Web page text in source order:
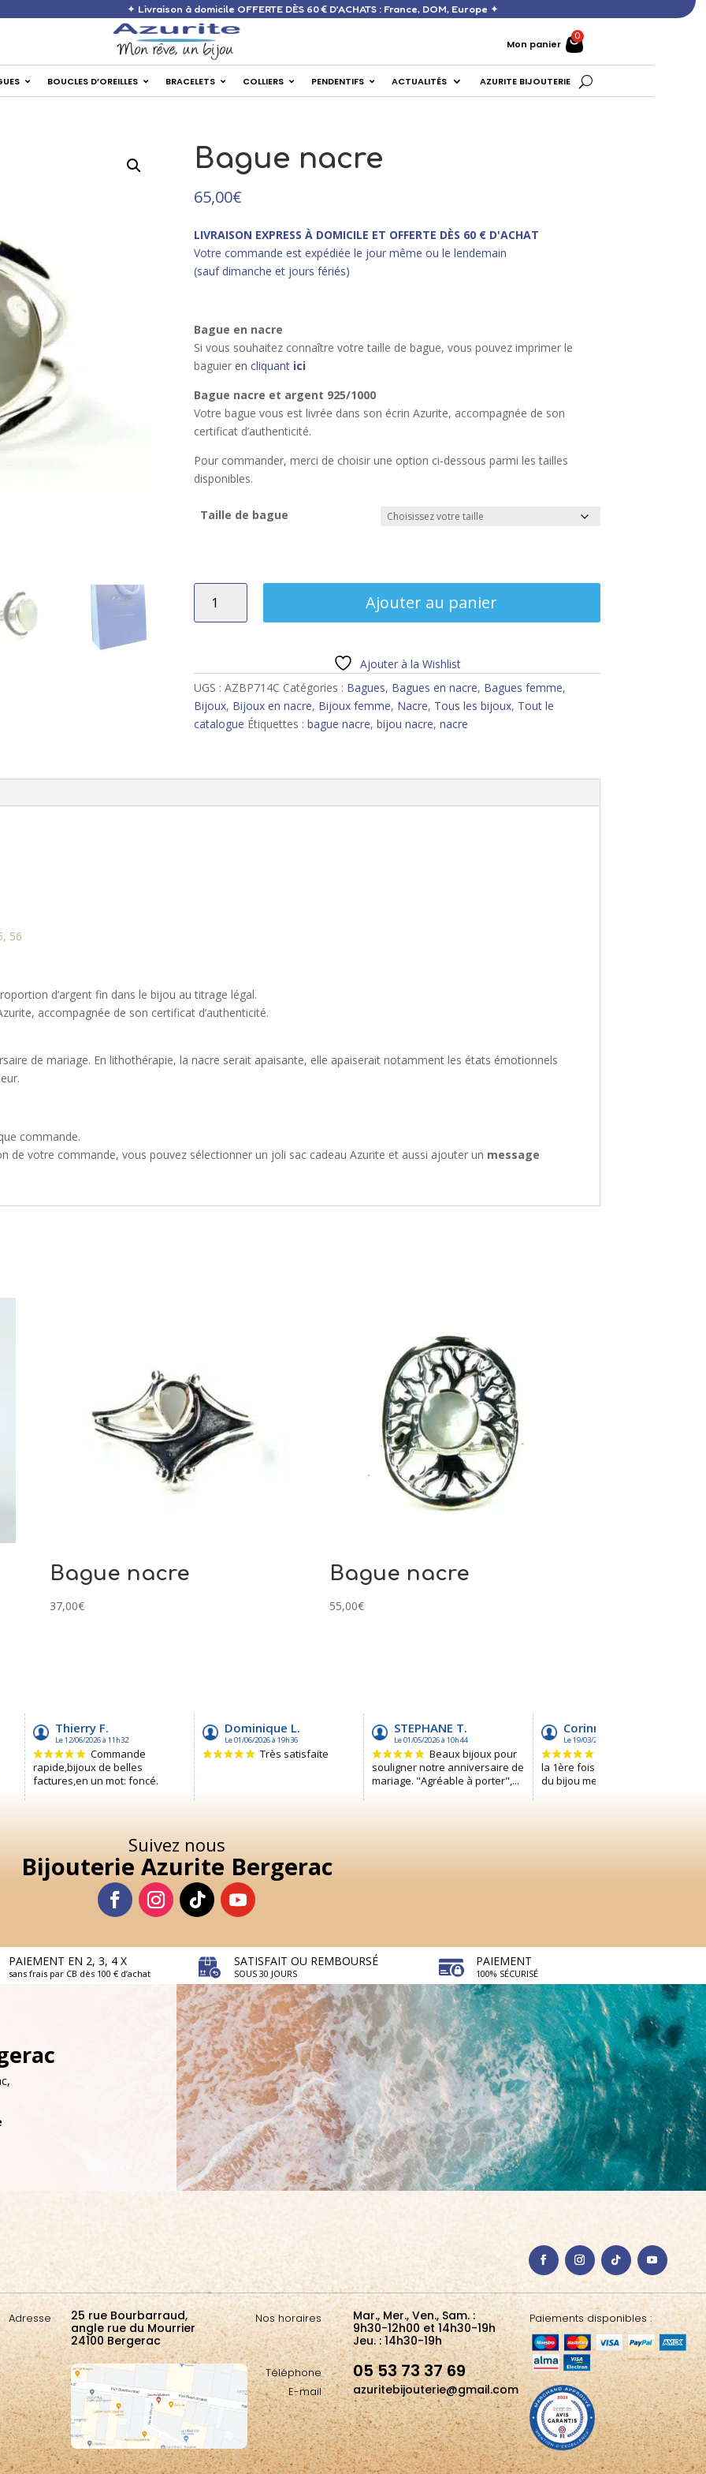
✦ Livraison à domicile OFFERTE DÈS 60 € D’ACHATS : France, DOM, Europe ✦
Mon panier
BOUCLES D’OREILLES BRACELETS COLLIERS PENDENTIFS ACTUALITÉS AZURITE BIJOUTERIE
Bague nacre
65,00€
LIVRAISON EXPRESS À DOMICILE ET OFFERTE DÈS 60 € D'ACHAT
Votre commande est expédiée le jour même ou le lendemain
(sauf dimanche et jours fériés)
Bague en nacre
Si vous souhaitez connaître votre taille de bague, vous pouvez imprimer le
baguier en cliquantici
Bague nacre et argent 925/1000
Votre bague vous est livrée dans son écrin Azurite, accompagnée de son
certificat d’authenticité.
Pour commander, merci de choisir une option ci-dessous parmi les tailles
disponibles.
Taille de bague
Bague
Ajouter au panier
Ajouter à la Wishlist
UGS : AZBP714C Catégories : Bagues, Bagues en nacre, Bagues femme,
Bijoux, Bijoux en nacre, Bijoux femme, Nacre, Tous les bijoux, Tout le
catalogue Étiquettes : bague nacre, bijou nacre, nacre
56
d’argent fin dans le bijou au titrage légal.
accompagnée de son certificat d’authenticité.
de mariage. En lithothérapie, la nacre serait apaisante, elle apaiserait notamment les états émotionnels
commande.
de votre commande, vous pouvez sélectionner un joli sac cadeau Azurite et aussi ajouter un message
Bague nacre
37,00€
Bague nacre
55,00€
Suivez nous
Bijouterie Azurite Bergerac
PAIEMENT EN 2, 3, 4 X
sans frais par CB dès 100 € d’achat
SATISFAIT OU REMBOURSÉ
SOUS 30 JOURS
PAIEMENT
100% SÉCURISÉ
Adresse
25 rue Bourbarraud,
angle rue du Mourrier
24100 Bergerac
Nos horaires
Téléphone
E-mail
Mar., Mer., Ven., Sam. :
9h30-12h00 et 14h30-19h
Jeu. : 14h30-19h
05 53 73 37 69
azuritebijouterie@gmail.com
Paiements disponibles :